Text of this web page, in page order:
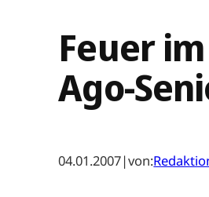
Feuer
Ago-
04.01.2007|von: